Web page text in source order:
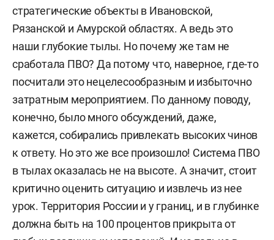
стратегические объекты в Ивановской,
Рязанской и Амурской областях. А ведь это
наши глубокие тылы. Но почему же там не
сработала ПВО? Да потому что, наверное, где-то
посчитали это нецелесообразным и избыточно
затратным мероприятием. По данному поводу,
конечно, было много обсуждений, даже,
кажется, собирались привлекать высоких чинов
к ответу. Но это же все произошло! Система ПВО
в тылах оказалась не на высоте. А значит, стоит
критично оценить ситуацию и извлечь из нее
урок. Территория России и у границ, и в глубинке
должна быть на 100 процентов прикрыта от